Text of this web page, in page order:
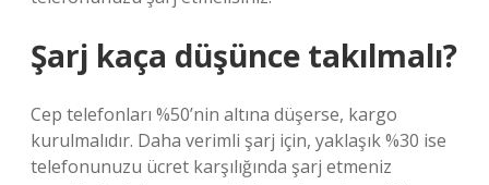
Şarj kaça düşünce takılmalı?
Cep telefonları %50’nin altına düşerse, kargo
kurulmalıdır. Daha verimli şarj için, yaklaşık %30 ise
telefonunuzu ücret karşılığında şarj etmeniz